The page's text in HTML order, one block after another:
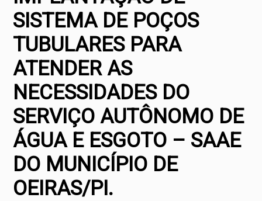
SISTEMA DE POÇOS
TUBULARES PARA
ATENDER AS
NECESSIDADES DO
SERVIÇO AUTÔNOMO DE
ÁGUA E ESGOTO – SAAE
DO MUNICÍPIO DE
OEIRAS/PI.